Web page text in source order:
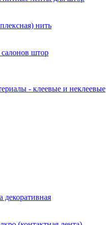
нить
штор
- клеевые и неклеевые
декоративная